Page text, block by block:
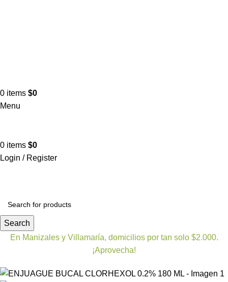
0 items $0
Menu
0 items $0
Login / Register
Search
En Manizales y Villamaría, domicilios por tan solo $2.000.
¡Aprovecha!